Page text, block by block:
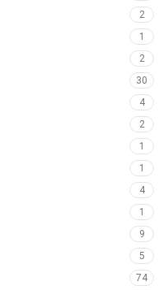
2
1
2
30
4
2
1
1
4
1
9
5
74